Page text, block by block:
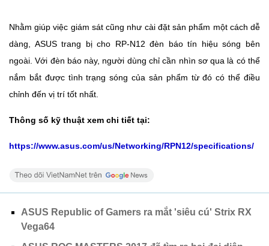
Nhằm giúp việc giám sát cũng như cài đặt sản phẩm một cách dễ
dàng, ASUS trang bị cho RP-N12 đèn báo tín hiệu sóng bên
ngoài. Với đèn báo này, người dùng chỉ cần nhìn sơ qua là có thể
nắm bắt được tình trạng sóng của sản phẩm từ đó có thể điều
chỉnh đến vị trí tốt nhất.
Thông số kỹ thuật xem chi tiết tại:
https://www.asus.com/us/Networking/RPN12/specifications/
ASUS Republic of Gamers ra mắt 'siêu cú' Strix RX
Vega64